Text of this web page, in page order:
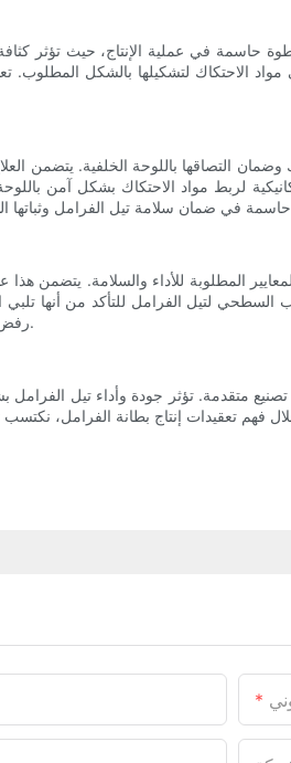
حاسمة في عملية الإنتاج، حيث تؤثر
الاحتكاك لتشكيلها بالشكل
التصاقها باللوحة الخلفية. يتضمن
لربط مواد الاحتكاك بشكل آمن
المطلوبة للأداء والسلامة. يتضمن
لتيل الفرامل للتأكد من أنها
رفض تيل الفرامل، مما يؤكد الأهمية الحاسمة لمراقبة الجودة في عملية الإنتاج.
متقدمة. تؤثر جودة وأداء تيل